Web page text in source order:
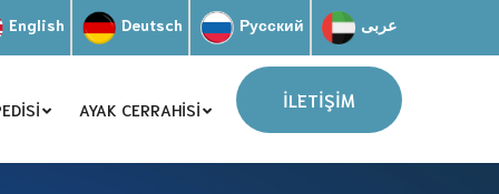
English Deutsch Русский عربى
AYAK CERRAHISI İLETİŞİM